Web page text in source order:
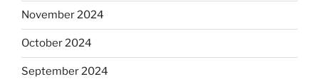
November 2024
October 2024
September 2024